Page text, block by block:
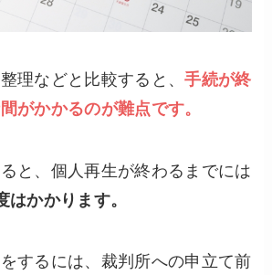
理などと比較すると、手続が終
がかかるのが難点です。
と、個人再生が終わるまでには
かかります。
するには、裁判所への申立て前